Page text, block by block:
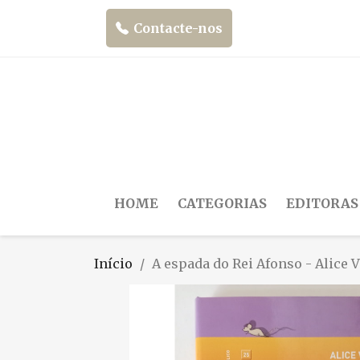
Contacte-nos
HOME CATEGORIAS EDITORAS
Início A espada do Rei Afonso - Alice